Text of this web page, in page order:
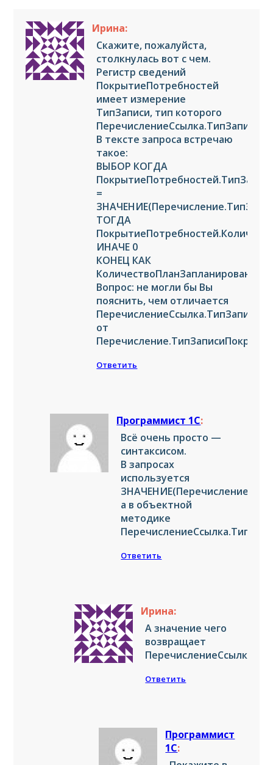
Ирина:
Скажите, пожалуйста,
столкнулась вот с чем.
Регистр сведений
ПокрытиеПотребностей
имеет измерение
ТипЗаписи, тип которого
В тексте запроса встречаю
такое:
ВЫБОР КОГДА
=
ТОГДА
ИНАЧЕ 0
КОНЕЦ КАК
КоличествоПланЗапланировано
Вопрос: не могли бы Вы
пояснить, чем отличается
от
Ответить
Программист 1С:
Всё очень просто —
синтаксисом.
В запросах
используется
а в объектной
методике
Ответить
Ирина:
А значение чего
возвращает
Ответить
Программист
1С: